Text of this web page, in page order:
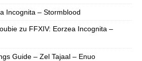
Incognita – Stormblood
zu FFXIV: Eorzea Incognita –
Guide – Zel Tajaal – Enuo